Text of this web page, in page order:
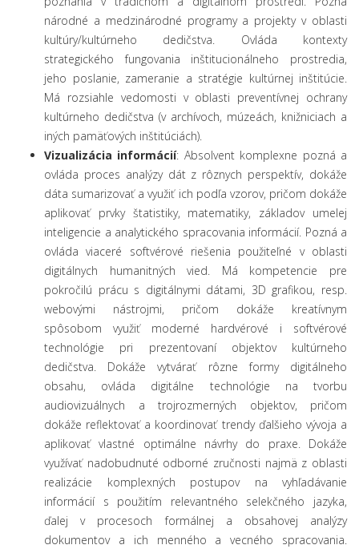
národné a medzinárodné programy a projekty v oblasti
kultúry/kultúrneho dedičstva. Ovláda kontexty
strategického fungovania inštitucionálneho prostredia,
jeho poslanie, zameranie a stratégie kultúrnej inštitúcie.
Má rozsiahle vedomosti v oblasti preventívnej ochrany
kultúrneho dedičstva (v archívoch, múzeách, knižniciach a
iných pamäťových inštitúciách).
Vizualizácia informácií: Absolvent komplexne pozná a
ovláda proces analýzy dát z rôznych perspektív, dokáže
dáta sumarizovať a využiť ich podľa vzorov, pričom dokáže
aplikovať prvky štatistiky, matematiky, základov umelej
inteligencie a analytického spracovania informácií. Pozná a
ovláda viaceré softvérové riešenia použiteľné v oblasti
digitálnych humanitných vied. Má kompetencie pre
pokročilú prácu s digitálnymi dátami, 3D grafikou, resp.
webovými nástrojmi, pričom dokáže kreatívnym
spôsobom využiť moderné hardvérové i softvérové
technológie pri prezentovaní objektov kultúrneho
dedičstva. Dokáže vytvárať rôzne formy digitálneho
obsahu, ovláda digitálne technológie na tvorbu
audiovizuálnych a trojrozmerných objektov, pričom
dokáže reflektovať a koordinovať trendy ďalšieho vývoja a
aplikovať vlastné optimálne návrhy do praxe. Dokáže
využívať nadobudnuté odborné zručnosti najmä z oblasti
realizácie komplexných postupov na vyhľadávanie
informácií s použitím relevantného selekčného jazyka,
ďalej v procesoch formálnej a obsahovej analýzy
dokumentov a ich menného a vecného spracovania.